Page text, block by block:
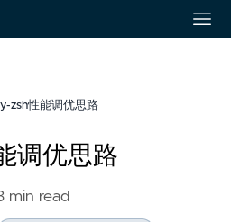
zsh性能调优思路
调优思路
min read